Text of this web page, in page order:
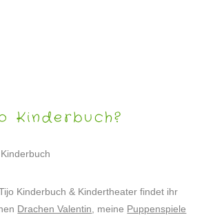
Kinderbuch?
Kinderbuch & Kindertheater findet ihr
Drachen Valentin , meine Puppenspiele